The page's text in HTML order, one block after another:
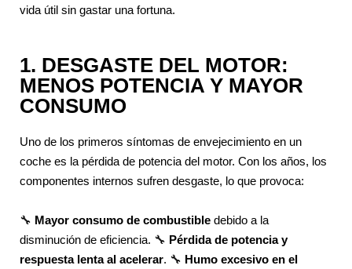
vida útil sin gastar una fortuna.
1. DESGASTE DEL MOTOR:
MENOS POTENCIA Y MAYOR
CONSUMO
Uno de los primeros síntomas de envejecimiento en un
coche es la pérdida de potencia del motor. Con los años, los
componentes internos sufren desgaste, lo que provoca:
🔧 Mayor consumo de combustible debido a la
disminución de eficiencia. 🔧 Pérdida de potencia y
respuesta lenta al acelerar. 🔧 Humo excesivo en el